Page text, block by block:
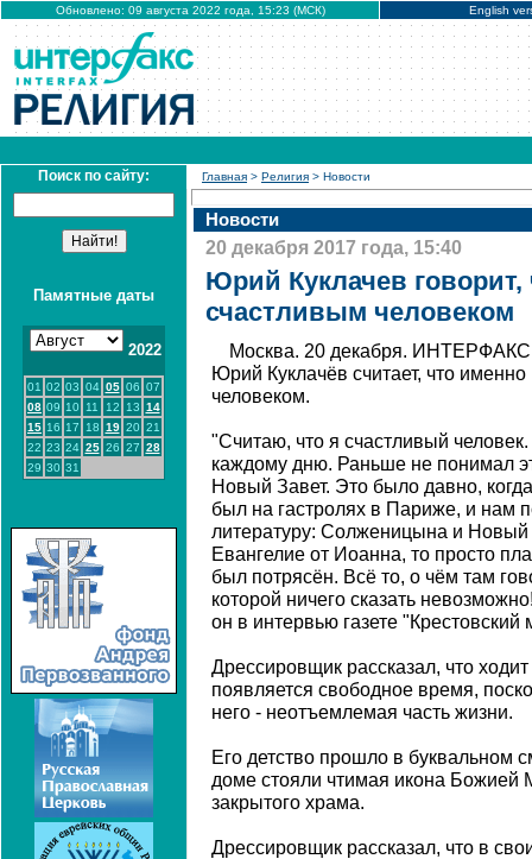
Обновлено: 09 августа 2022 года, 15:23 (МСК) English
Поиск по сайту:
Памятные даты
2022
01 02 03 04 05 06 07
08 09 10 11 12 13 14
15 16 17 18 19 20 21
22 23 24 25 26 27 28
29 30 31
Главная > Религия > Новости
Новости
20 декабря 2017 года, 15:40
Юрий Куклачев говорит,
счастливым человеком
Москва. 20 декабря.
Юрий Куклачёв считает, что
человеком.
"Считаю, что я счастливый
каждому дню. Раньше не понимал
Новый Завет. Это было давно,
был на гастролях в Париже, и нам
литературу: Солженицына и Новый
Евангелие от Иоанна, то просто
был потрясён. Всё то, о чём там
которой ничего сказать
он в интервью газете "Крестовский
Дрессировщик рассказал, что ходит
появляется свободное время,
него - неотъемлемая часть жизни.
Его детство прошло в буквальном
доме стояли чтимая икона Божией
закрытого храма.
Дрессировщик рассказал, что в